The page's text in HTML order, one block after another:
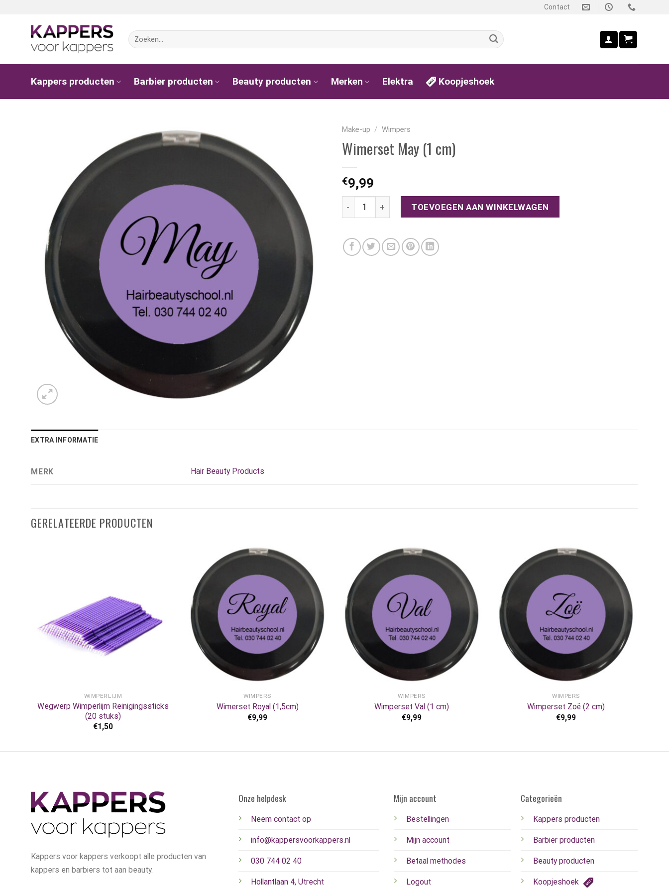
Contact
Zoeken
naar:
Kappers producten Barbier producten Beauty producten Merken Elektra Koopjeshoek
Make-up / Wimpers
Wimerset May (1 cm)
€9,99
Wimerset May (1 cm) aantalTOEVOEGEN AAN WINKELWAGEN
EXTRA INFORMATIE
MERK Hair Beauty Products
GERELATEERDE PRODUCTEN
WIMPERLIJM
Wegwerp Wimperlijm Reinigingssticks
(20 stuks)
€1,50
WIMPERS
Wimerset Royal (1,5cm)
€9,99
WIMPERS
Wimperset Val (1 cm)
€9,99
WIMPERS
Wimperset Zoë (2 cm)
€9,99
Kappers voor kappers verkoopt alle producten van
kappers en barbiers tot aan beauty.
Onze helpdesk
Neem contact op
info@kappersvoorkappers.nl
030 744 02 40
Hollantlaan 4, Utrecht
Mijn account
Bestellingen
Mijn account
Betaal methodes
Logout
Categorieën
Kappers producten
Barbier producten
Beauty producten
Koopjeshoek